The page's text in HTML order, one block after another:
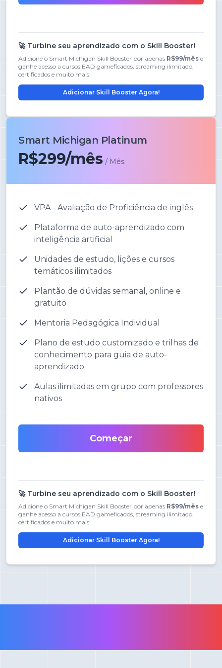
🚀 Turbine seu aprendizado com o Skill Booster!
Adicione o Smart Michigan Skill Booster por apenas R$99/mês e
ganhe acesso a cursos EAD gameficados, streaming ilimitado,
certificados e muito mais!
Adicionar Skill Booster Agora!
Smart Michigan Platinum
R$299/mês / Mês
VPA - Avaliação de Proficiência de inglês
Plataforma de auto-aprendizado com
inteligência artificial
Unidades de estudo, lições e cursos
temáticos ilimitados
Plantão de dúvidas semanal, online e
gratuito
Mentoria Pedagógica Individual
Plano de estudo customizado e trilhas de
conhecimento para guia de auto-
aprendizado
Aulas ilimitadas em grupo com professores
nativos
Começar
🚀 Turbine seu aprendizado com o Skill Booster!
Adicione o Smart Michigan Skill Booster por apenas R$99/mês e
ganhe acesso a cursos EAD gameficados, streaming ilimitado,
certificados e muito mais!
Adicionar Skill Booster Agora!